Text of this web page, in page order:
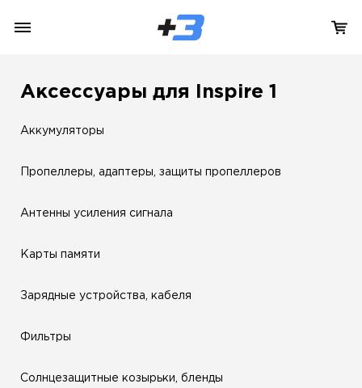
Аксессуары для Inspire 1
Аккумуляторы
Пропеллеры, адаптеры, защиты пропеллеров
Антенны усиления сигнала
Карты памяти
Зарядные устройства, кабеля
Фильтры
Солнцезащитные козырьки, бленды